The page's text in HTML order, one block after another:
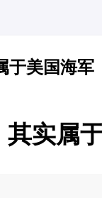
于美国海军
实属